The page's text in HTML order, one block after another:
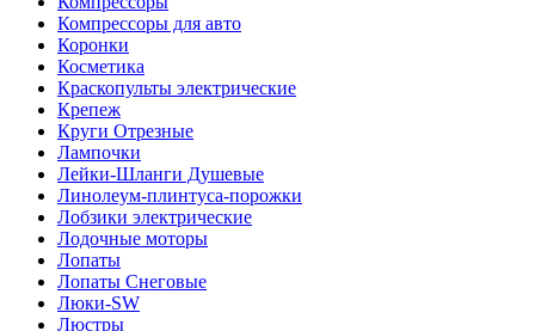
Компрессоры для авто
Коронки
Косметика
Краскопульты электрические
Крепеж
Круги Отрезные
Лампочки
Лейки-Шланги Душевые
Линолеум-плинтуса-порожки
Лобзики электрические
Лодочные моторы
Лопаты
Лопаты Снеговые
Люки-SW
Люстры